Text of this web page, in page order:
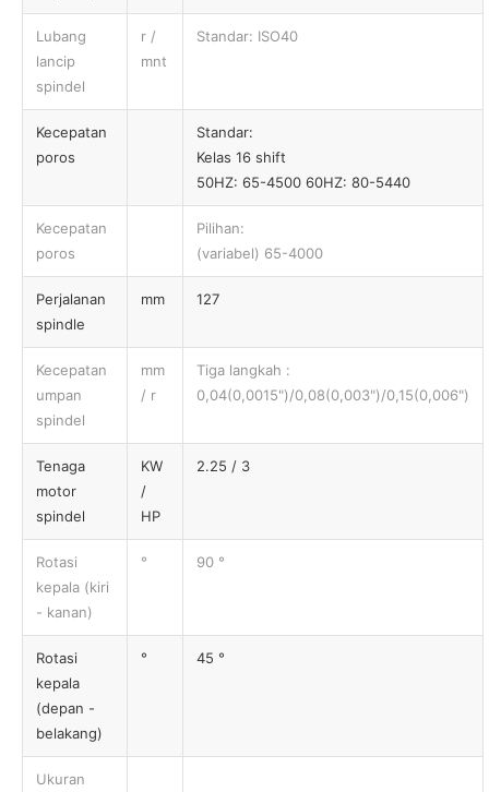
Lubang
lancip
spindel
r /
mnt
Standar: ISO40
Kecepatan
poros
Standar:
Kelas 16 shift
50HZ: 65-4500 60HZ: 80-5440
Kecepatan
poros
Pilihan:
(variabel) 65-4000
Perjalanan
spindle
mm 127
Kecepatan
umpan
spindel
mm
/ r
Tiga langkah :
0,04(0,0015")/0,08(0,003")/0,15(0,006")
Tenaga
motor
spindel
KW
/
HP
2.25 / 3
Rotasi
kepala (kiri
- kanan)
° 90 °
Rotasi
kepala
(depan -
belakang)
° 45 °
Ukuran